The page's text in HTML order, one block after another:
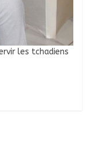
les tchadiens